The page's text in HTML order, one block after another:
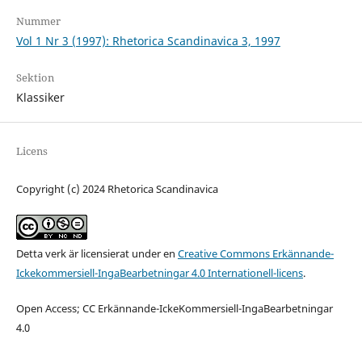
Nummer
Vol 1 Nr 3 (1997): Rhetorica Scandinavica 3, 1997
Sektion
Klassiker
Licens
Copyright (c) 2024 Rhetorica Scandinavica
Detta verk är licensierat under en Creative Commons Erkännande-
Ickekommersiell-IngaBearbetningar 4.0 Internationell-licens.
Open Access; CC Erkännande-IckeKommersiell-IngaBearbetningar
4.0